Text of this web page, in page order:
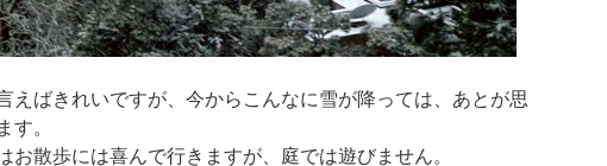
えばきれいですが、今からこんなに雪が降っては、あとが思
す。
お散歩には喜んで行きますが、庭では遊びません。